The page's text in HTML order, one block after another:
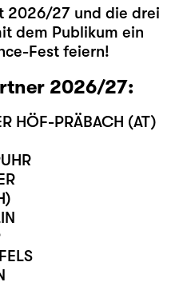
2026/27 und die drei
dem Publikum ein
Fest feiern!
2026/27:
HÖF-PRÄBACH (AT)